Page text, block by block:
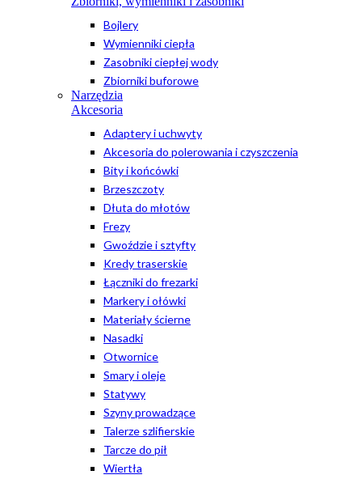
Bojlery
Wymienniki ciepła
Zasobniki ciepłej wody
Zbiorniki buforowe
Narzędzia
Akcesoria
Adaptery i uchwyty
Akcesoria do polerowania i czyszczenia
Bity i końcówki
Brzeszczoty
Dłuta do młotów
Frezy
Gwoździe i sztyfty
Kredy traserskie
Łączniki do frezarki
Markery i ołówki
Materiały ścierne
Nasadki
Otwornice
Smary i oleje
Statywy
Szyny prowadzące
Talerze szlifierskie
Tarcze do pił
Wiertła